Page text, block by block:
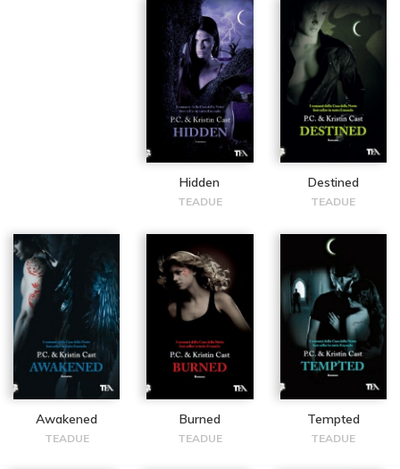
Hidden
TEADUE
Destined
TEADUE
Awakened
TEADUE
Burned
TEADUE
Tempted
TEADUE